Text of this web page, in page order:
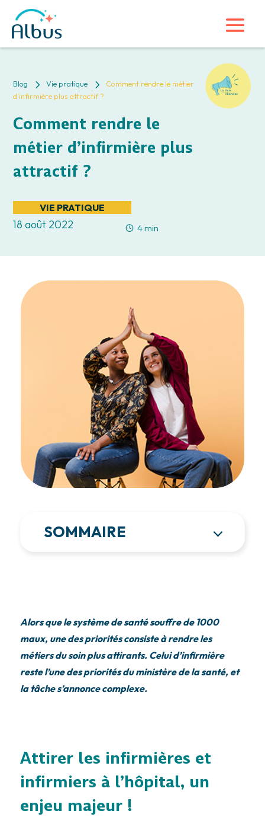
Blog 5 Vie pratique 5
Comment rendre le métier
d’infirmière plus attractif ?
Comment rendre le
métier d’infirmière plus
attractif ?
VIE PRATIQUE
18 août 2022 4 min
SOMMAIRE
Alors que le système de santé souffre de 1000
maux, une des priorités consiste à rendre les
métiers du soin plus attirants. Celui d’infirmière
reste l’une des priorités du ministère de la santé, et
la tâche s’annonce complexe.
Attirer les infirmières et
infirmiers à l’hôpital, un
enjeu majeur !